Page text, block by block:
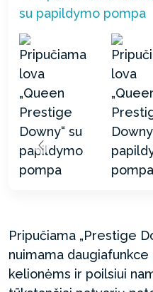
Pripučiama „Prestige
nuimama
kelionėms ir poilsiui